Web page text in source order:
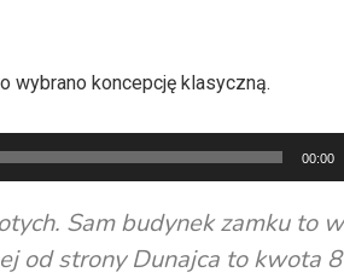
wybrano koncepcję klasyczną.
00:00
Sam budynek zamku to
od strony Dunajca to kwota